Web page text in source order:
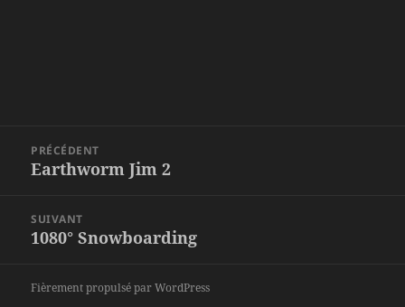
l’article
PRÉCÉDENT
Article
Earthworm Jim 2
SUIVANT
Article
1080° Snowboarding
Fièrement propulsé par WordPress